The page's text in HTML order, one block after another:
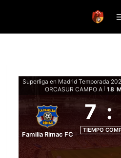
ORCASUR CAMPO A
18
Familia Rimac FC
7 :
TIEMPO